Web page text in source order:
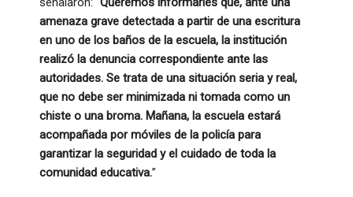
amenaza grave detectada a partir de una escritura
en uno de los baños de la escuela, la institución
realizó la denuncia correspondiente ante las
autoridades. Se trata de una situación seria y real,
que no debe ser minimizada ni tomada como un
chiste o una broma. Mañana, la escuela estará
acompañada por móviles de la policía para
garantizar la seguridad y el cuidado de toda la
comunidad educativa.”